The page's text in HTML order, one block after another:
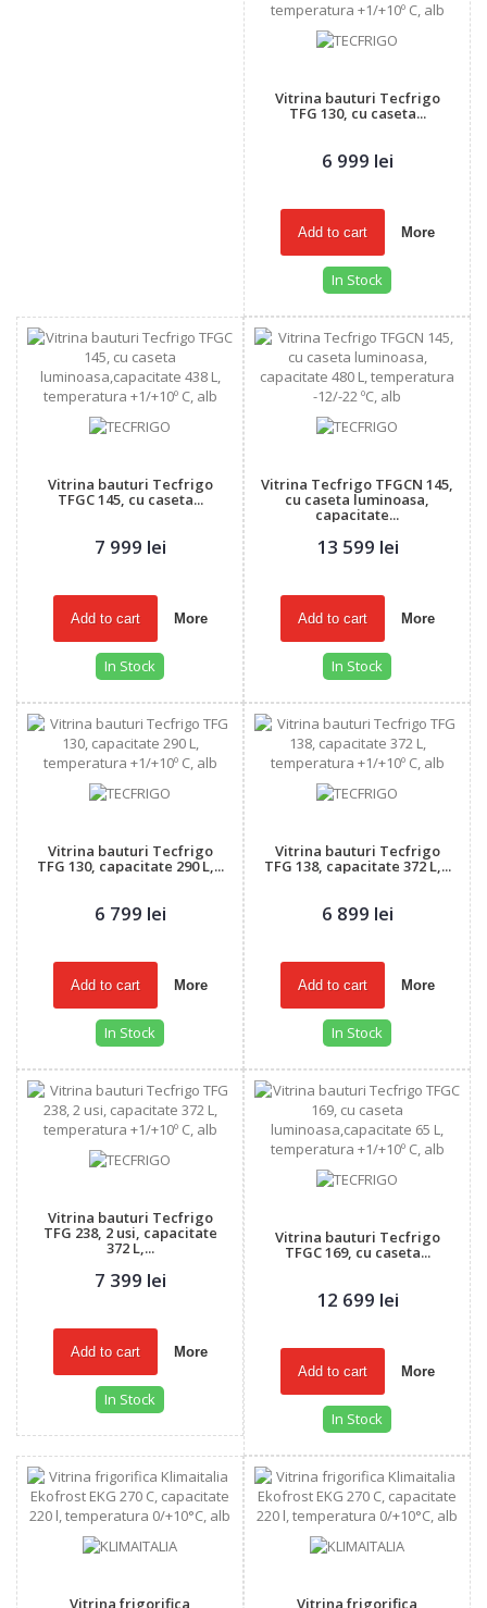
Vitrina bauturi Tecfrigo
TFG 130, cu caseta...
6 999 lei
Add to cart More
In Stock
Vitrina bauturi Tecfrigo
TFGC 145, cu caseta...
7 999 lei
Add to cart More
In Stock
Vitrina Tecfrigo TFGCN 145,
cu caseta luminoasa,
capacitate...
13 599 lei
Add to cart More
In Stock
Vitrina bauturi Tecfrigo
TFG 130, capacitate 290 L,...
6 799 lei
Add to cart More
In Stock
Vitrina bauturi Tecfrigo
TFG 138, capacitate 372 L,...
6 899 lei
Add to cart More
In Stock
Vitrina bauturi Tecfrigo
TFG 238, 2 usi, capacitate
372 L,...
7 399 lei
Add to cart More
In Stock
Vitrina bauturi Tecfrigo
TFGC 169, cu caseta...
12 699 lei
Add to cart More
In Stock
Vitrina frigorifica Vitrina frigorifica